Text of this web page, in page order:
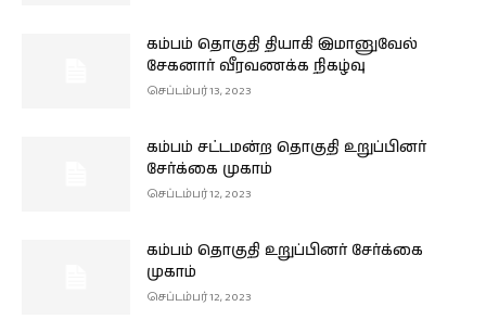
கம்பம் தொகுதி தியாகி இமானுவேல்
சேகனார் வீரவணக்க நிகழ்வு
செப்டம்பர் 13, 2023
கம்பம் சட்டமன்ற தொகுதி உறுப்பினர்
சேர்க்கை முகாம்
செப்டம்பர் 12, 2023
கம்பம் தொகுதி உறுப்பினர் சேர்க்கை
முகாம்
செப்டம்பர் 12, 2023